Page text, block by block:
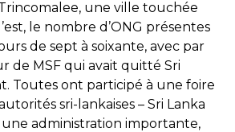
une ville touchée
le nombre d’ONG présentes
de sept à soixante, avec par
de MSF qui avait quitté Sri
Toutes ont participé à une foire
sri-lankaises – Sri Lanka
administration importante,